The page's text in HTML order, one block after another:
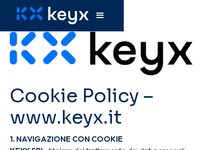
Cookie Policy –
www.keyx.it
1. NAVIGAZIONE CON COOKIE